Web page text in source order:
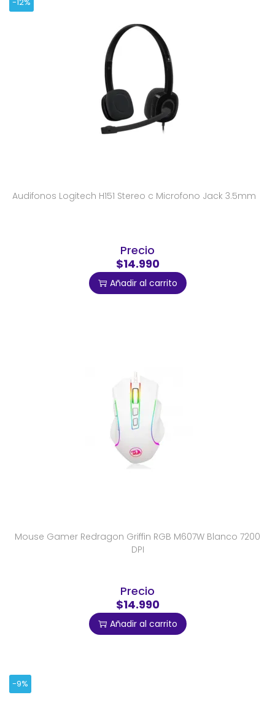
-12%
Audifonos Logitech H151 Stereo c Microfono Jack 3.5mm
Precio
$14.990
Añadir al carrito
Mouse Gamer Redragon Griffin RGB M607W Blanco 7200
DPI
Precio
$14.990
Añadir al carrito
-9%